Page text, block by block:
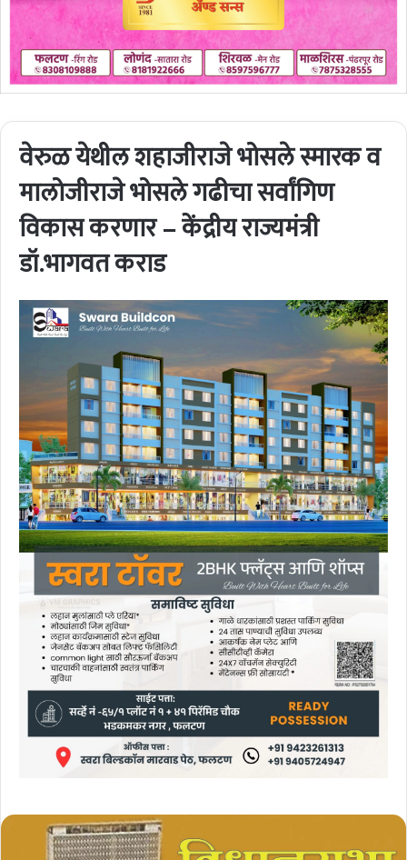
वेरुळ येथील शहाजीराजे भोसले स्मारक व
मालोजीराजे भोसले गढीचा सर्वांगिण
विकास करणार – केंद्रीय राज्यमंत्री
डॉ.भागवत कराड